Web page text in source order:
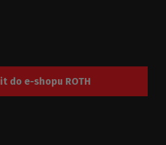
do e-shopu ROTH